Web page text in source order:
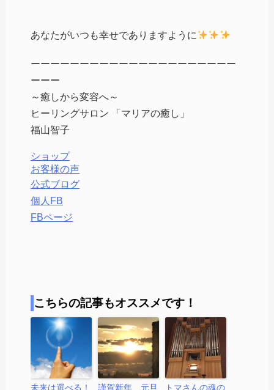
あなたがいつも幸せでありますように
ーーーーーーーーーーーーーーーーーーーーー
ーーー
～癒しから変容へ～
ヒーリングサロン 「マリアの癒し」
福山智子
ショップ
お客様の声
公式ブログ
個人FB
FBページ
こちらの記事もオススメです！
未来は選べる！
謹賀新年 元旦
トマさんの魂の